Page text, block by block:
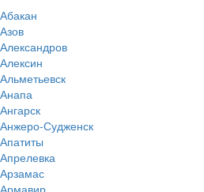
Абакан
Азов
Александров
Алексин
Альметьевск
Анапа
Ангарск
Анжеро-Судженск
Апатиты
Апрелевка
Арзамас
Армавир